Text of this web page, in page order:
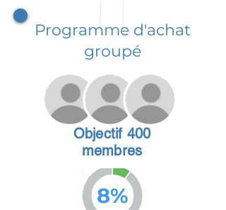
Programme d'achat
groupé
Objectif 400
membres
8%